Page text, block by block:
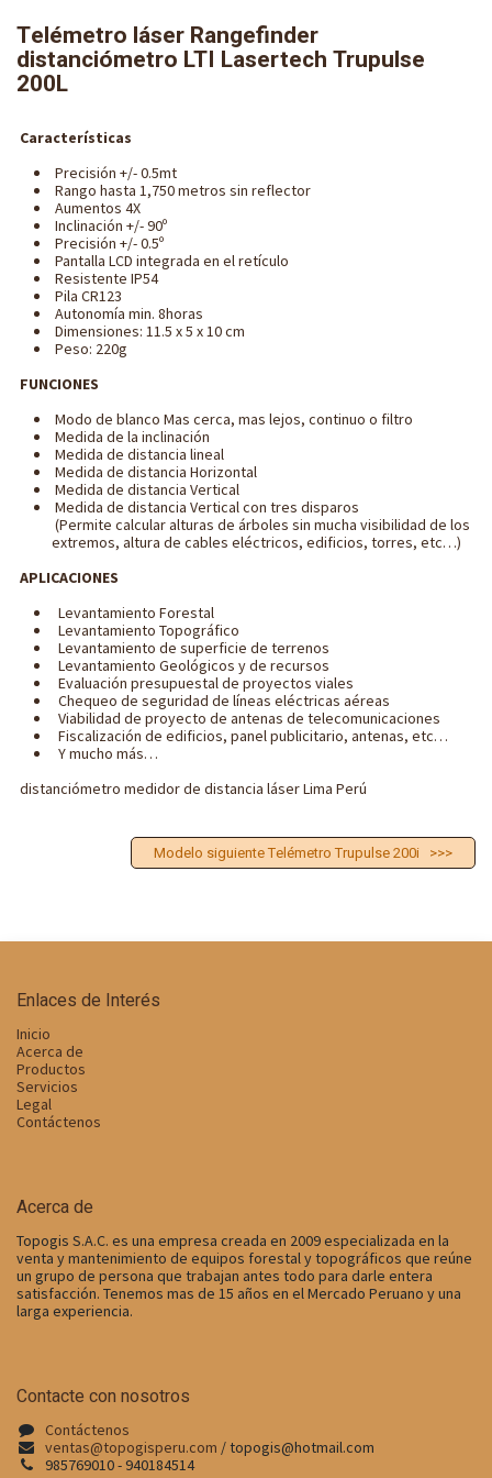
Telémetro láser Rangefinder
distanciómetro LTI Lasertech Trupulse
200L
Características
Precisión +/- 0.5mt
Rango hasta 1,750 metros sin reflector
Aumentos 4X
Inclinación +/- 90º
Precisión +/- 0.5º
Pantalla LCD integrada en el retículo
Resistente IP54
Pila CR123
Autonomía min. 8horas
Dimensiones: 11.5 x 5 x 10 cm
Peso: 220g
FUNCIONES
Modo de blanco Mas cerca, mas lejos, continuo o filtro
Medida de la inclinación
Medida de distancia lineal
Medida de distancia Horizontal
Medida de distancia Vertical
Medida de distancia Vertical con tres disparos
(Permite calcular alturas de árboles sin mucha visibilidad de los
extremos, altura de cables eléctricos, edificios, torres, etc…)
APLICACIONES
Levantamiento Forestal
Levantamiento Topográfico
Levantamiento de superficie de terrenos
Levantamiento Geológicos y de recursos
Evaluación presupuestal de proyectos viales
Chequeo de seguridad de líneas eléctricas aéreas
Viabilidad de proyecto de antenas de telecomunicaciones
Fiscalización de edificios, panel publicitario, antenas, etc…
Y mucho más…
distanciómetro medidor de distancia láser Lima Perú
Modelo siguiente Telémetro Trupulse 200i >>>
Enlaces de Interés
Inicio
Acerca de
Productos
Servicios
Legal
Contáctenos
Acerca de
Topogis S.A.C. es una empresa creada en 2009 especializada en la
venta y mantenimiento de equipos forestal y topográficos que reúne
un grupo de persona que trabajan antes todo para darle entera
satisfacción. Tenemos mas de 15 años en el Mercado Peruano y una
larga experiencia.
Contacte con nosotros
Contáctenos
ventas@topogisperu.com / topogis@hotmail.com
985769010 - 940184514